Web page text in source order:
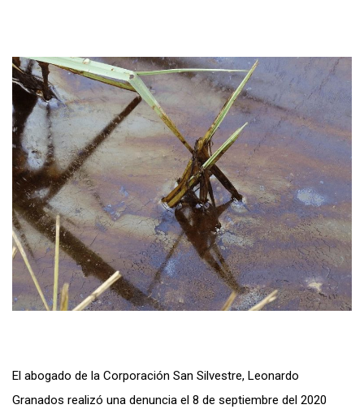
El abogado de la Corporación San Silvestre, Leonardo
Granados realizó una denuncia el 8 de septiembre del 2020